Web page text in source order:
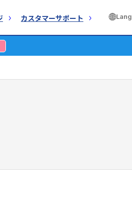
カスタマーサポート